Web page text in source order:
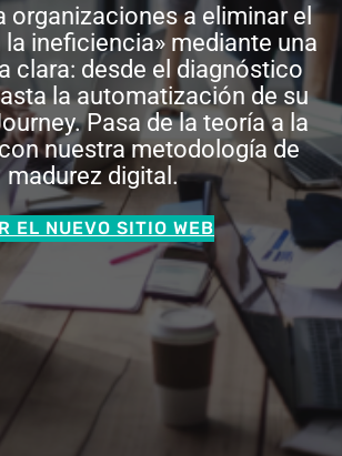
organizaciones a eliminar el
ineficiencia» mediante una
clara: desde el diagnóstico
la automatización de su
Pasa de la teoría a la
nuestra metodología de
madurez digital.
EL NUEVO SITIO WEB